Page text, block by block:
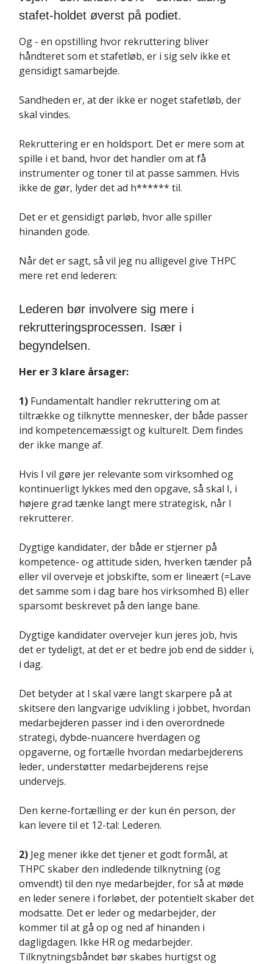
stafet-holdet øverst på podiet.
Og - en opstilling hvor rekruttering bliver
håndteret som et stafetløb, er i sig selv ikke et
gensidigt samarbejde.
Sandheden er, at der ikke er noget stafetløb, der
skal vindes.
Rekruttering er en holdsport. Det er mere som at
spille i et band, hvor det handler om at få
instrumenter og toner til at passe sammen. Hvis
ikke de gør, lyder det ad h****** til.
Det er et gensidigt parløb, hvor alle spiller
hinanden gode.
Når det er sagt, så vil jeg nu alligevel give THPC
mere ret end lederen:
Lederen bør involvere sig mere i
rekrutteringsprocessen. Især i
begyndelsen.
Her er 3 klare årsager:
1) Fundamentalt handler rekruttering om at
tiltrække og tilknytte mennesker, der både passer
ind kompetencemæssigt og kulturelt. Dem findes
der ikke mange af.
Hvis I vil gøre jer relevante som virksomhed og
kontinuerligt lykkes med den opgave, så skal I, i
højere grad tænke langt mere strategisk, når I
rekrutterer.
Dygtige kandidater, der både er stjerner på
kompetence- og attitude siden, hverken tænder på
eller vil overveje et jobskifte, som er lineært (=Lave
det samme som i dag bare hos virksomhed B) eller
sparsomt beskrevet på den lange bane.
Dygtige kandidater overvejer kun jeres job, hvis
det er tydeligt, at det er et bedre job end de sidder i,
i dag.
Det betyder at I skal være langt skarpere på at
skitsere den langvarige udvikling i jobbet, hvordan
medarbejderen passer ind i den overordnede
strategi, dybde-nuancere hverdagen og
opgaverne, og fortælle hvordan medarbejderens
leder, understøtter medarbejderens rejse
undervejs.
Den kerne-fortælling er der kun én person, der
kan levere til et 12-tal: Lederen.
2) Jeg mener ikke det tjener et godt formål, at
THPC skaber den indledende tilknytning (og
omvendt) til den nye medarbejder, for så at møde
en leder senere i forløbet, der potentielt skaber det
modsatte. Det er leder og medarbejder, der
kommer til at gå op og ned af hinanden i
dagligdagen. Ikke HR og medarbejder.
Tilknytningsbåndet bør skabes hurtigst og